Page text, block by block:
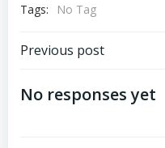
Tags:
No Tag
de
Previous post
No responses yet